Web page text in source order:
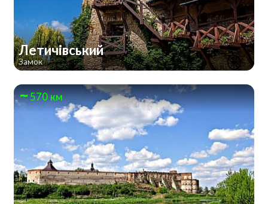
Летичівський
Замок
570 км